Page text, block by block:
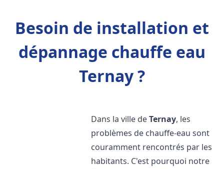
Besoin de installation et
dépannage chauffe eau
Ternay ?
Dans la ville deTernay, les
problèmes de chauffe-eau sont
couramment rencontrés par les
habitants. C'est pourquoi notre